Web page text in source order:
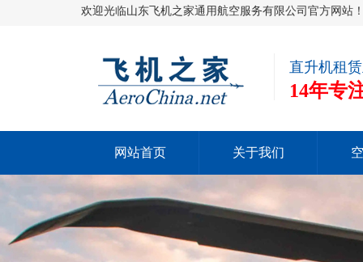
欢迎光临山东飞机之家通用航空服务有限公司官方网站
直升机租
14年专
网站首页 关于我们